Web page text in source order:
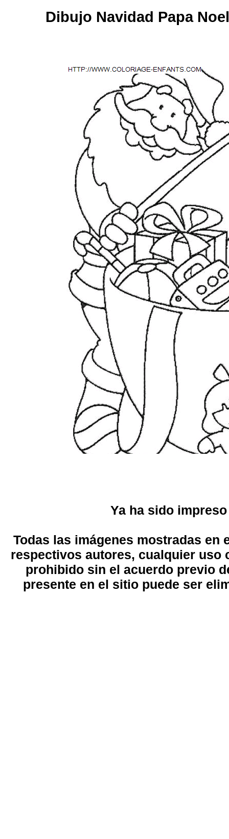
Dibujo Navidad Papa
Ya ha sido
Todas las imágenes mostradas en
respectivos autores, cualquier uso
prohibido sin el acuerdo previo
presente en el sitio puede ser